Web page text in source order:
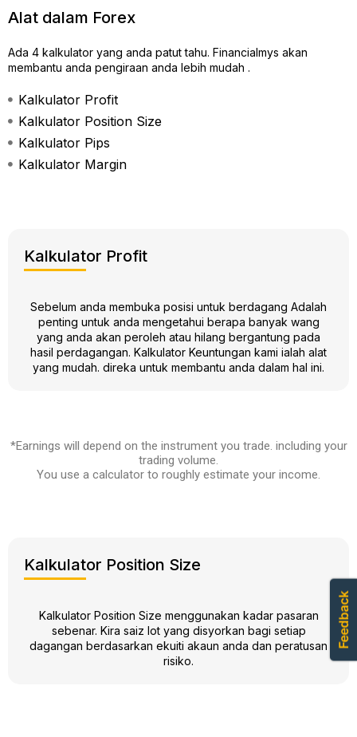
Alat dalam Forex
Ada 4 kalkulator yang anda patut tahu. Financialmys akan
membantu anda pengiraan anda lebih mudah .
Kalkulator Profit
Kalkulator Position Size
Kalkulator Pips
Kalkulator Margin
Kalkulator Profit
Sebelum anda membuka posisi untuk berdagang Adalah
penting untuk anda mengetahui berapa banyak wang
yang anda akan peroleh atau hilang bergantung pada
hasil perdagangan. Kalkulator Keuntungan kami ialah alat
yang mudah. direka untuk membantu anda dalam hal ini.
*Earnings will depend on the instrument you trade. including your
trading volume.
You use a calculator to roughly estimate your income.
Kalkulator Position Size
Kalkulator Position Size menggunakan kadar pasaran
sebenar. Kira saiz lot yang disyorkan bagi setiap
dagangan berdasarkan ekuiti akaun anda dan peratusan
risiko.